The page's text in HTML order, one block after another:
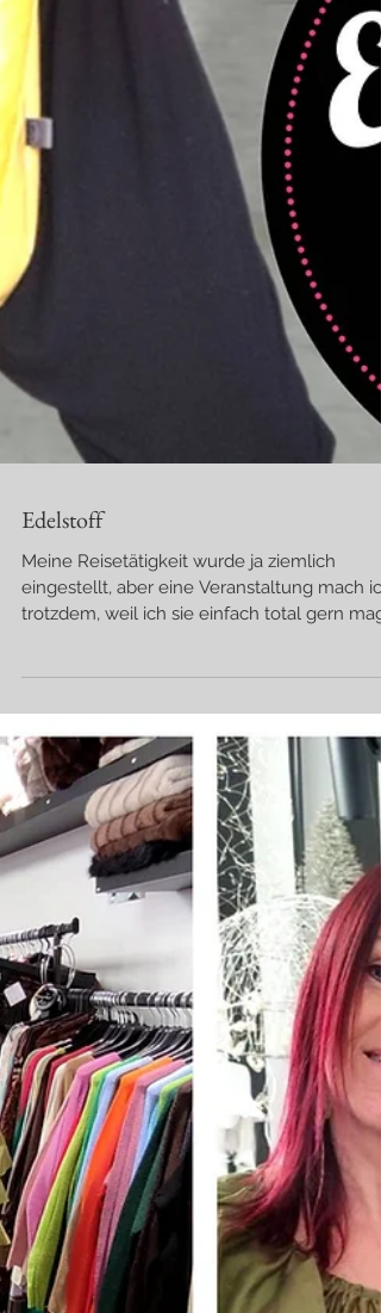
Edelstoff
Meine Reisetätigkeit wurde ja ziemlich
eingestellt, aber eine Veranstaltung mach ich
trotzdem, weil ich sie einfach total gern mag
und so ganz ohne Reiserei geht´s ja doch
nicht♥ Nächstes Wochenende geht´s auf in
die Marxhalle, wo, auf 4000 m2, 170 nationale
und internationale Designer:innen auf euch
warten und ich hab was für euch: 4
gibts♥ (UPDATE: Es tut mir total leid, aber
binnen 3 Minuten waren alle 4 Freikarten
vergeben Ich hoffe, wir sehen uns trotzdem
und